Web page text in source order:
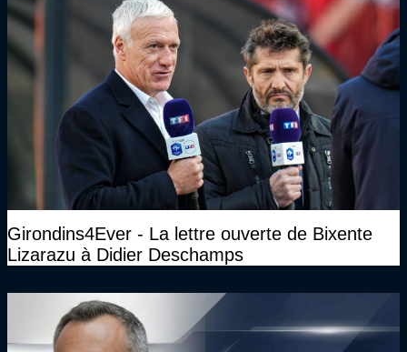
Girondins4Ever - La lettre ouverte de Bixente
Lizarazu à Didier Deschamps